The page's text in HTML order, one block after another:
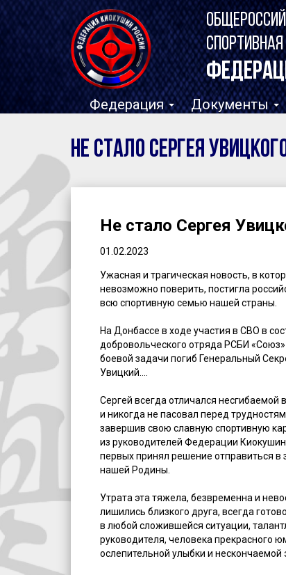
Федерация Документы
Не стало Сергея
Не стало Сергея
01.02.2023
Ужасная и трагическая новость, в
невозможно поверить, постигла
всю спортивную семью нашей страны.
На Донбассе в ходе участия в СВО в
добровольческого отряда РСБИ
боевой задачи погиб Генеральный
Увицкий….
Сергей всегда отличался несгибаемой
и никогда не пасовал перед
завершив свою славную спортивную
из руководителей Федерации
первых принял решение отправиться в
нашей Родины.
Утрата эта тяжела, безвременна и
лишились близкого друга, всегда
в любой сложившейся ситуации,
руководителя, человека прекрасного
ослепительной улыбки и нескончаемой